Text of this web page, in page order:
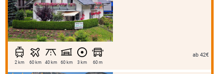
2 km 60 km 40 km 60 km 3 km 60 m
ab 42€